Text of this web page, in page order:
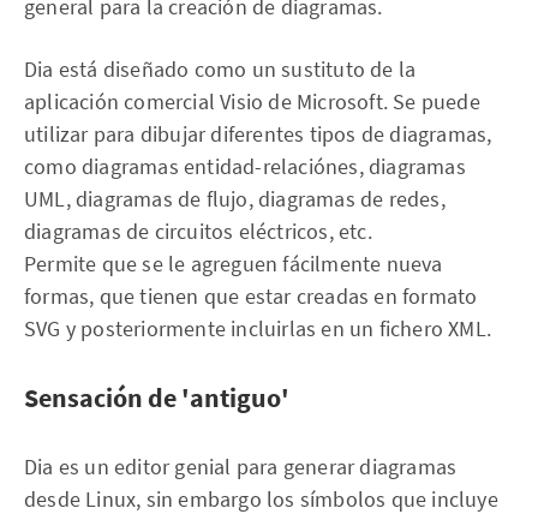
general para la creación de diagramas.
Dia está diseñado como un sustituto de la
aplicación comercial Visio de Microsoft. Se puede
utilizar para dibujar diferentes tipos de diagramas,
como diagramas entidad-relaciónes, diagramas
UML, diagramas de flujo, diagramas de redes,
diagramas de circuitos eléctricos, etc.
Permite que se le agreguen fácilmente nueva
formas, que tienen que estar creadas en formato
SVG y posteriormente incluirlas en un fichero XML.
Sensación de 'antiguo'
Dia es un editor genial para generar diagramas
desde Linux, sin embargo los símbolos que incluye